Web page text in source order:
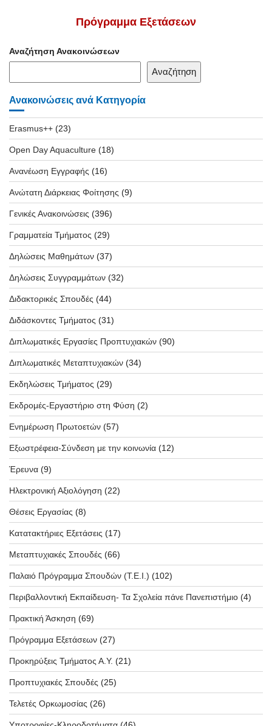
Πρόγραμμα Εξετάσεων
Αναζήτηση Ανακοινώσεων
Αναζήτηση
Ανακοινώσεις ανά Κατηγορία
Erasmus++ (23)
Open Day Aquaculture (18)
Ανανέωση Εγγραφής (16)
Ανώτατη Διάρκειας Φοίτησης (9)
Γενικές Ανακοινώσεις (396)
Γραμματεία Τμήματος (29)
Δηλώσεις Μαθημάτων (37)
Δηλώσεις Συγγραμμάτων (32)
Διδακτορικές Σπουδές (44)
Διδάσκοντες Τμήματος (31)
Διπλωματικές Εργασίες Προπτυχιακών (90)
Διπλωματικές Μεταπτυχιακών (34)
Εκδηλώσεις Τμήματος (29)
Εκδρομές-Εργαστήριο στη Φύση (2)
Ενημέρωση Πρωτοετών (57)
Εξωστρέφεια-Σύνδεση με την κοινωνία (12)
Έρευνα (9)
Ηλεκτρονική Αξιολόγηση (22)
Θέσεις Εργασίας (8)
Κατατακτήριες Εξετάσεις (17)
Μεταπτυχιακές Σπουδές (66)
Παλαιό Πρόγραμμα Σπουδών (T.E.I.) (102)
Περιβαλλοντική Εκπαίδευση- Τα Σχολεία πάνε Πανεπιστήμιο (4)
Πρακτική Άσκηση (69)
Πρόγραμμα Εξετάσεων (27)
Προκηρύξεις Τμήματος Α.Υ. (21)
Προπτυχιακές Σπουδές (25)
Τελετές Ορκωμοσίας (26)